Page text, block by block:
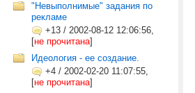
"Невыполнимые" задания по
рекламе
+13 / 2002-08-12 12:06:56,
[не прочитана]
Идеология - ее создание.
+4 / 2002-02-20 11:07:55,
[не прочитана]